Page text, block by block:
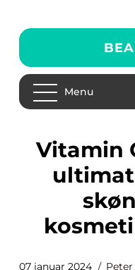
Menu
Vitamin C Serum: Den
07 januar 2024